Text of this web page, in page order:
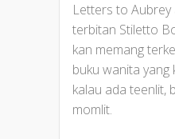
Letters to
terbitan Stiletto
kan memang
buku wanita
kalau ada teenlit,
momlit.